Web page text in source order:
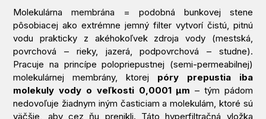
Molekulárna membrána = podobná bunkovej stene
pôsobiacej ako extrémne jemný filter vytvorí čistú, pitnú
vodu prakticky z akéhokoľvek zdroja vody (mestská,
povrchová – rieky, jazerá, podpovrchová – studne).
Pracuje na princípe polopriepustnej (semi-permeabilnej)
molekulárnej membrány, ktorej póry prepustia iba
molekuly vody o veľkosti 0,0001 µm – tým pádom
nedovoľuje žiadnym iným časticiam a molekulám, ktoré sú
väčšie, aby cez ňu prenikli. Táto hyperfiltračná vložka